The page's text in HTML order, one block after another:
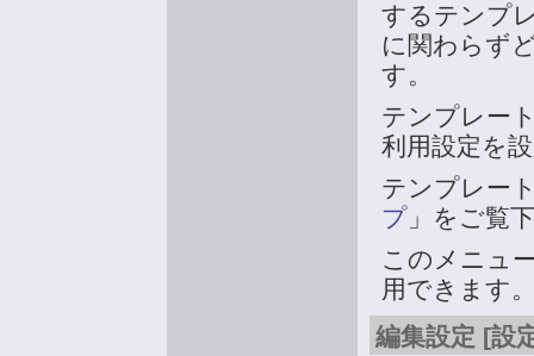
するテンプ
に関わらず
す。
テンプレー
利用設定を
テンプレー
プ 」をご覧
このメニュ
用できます
編集設定 [設